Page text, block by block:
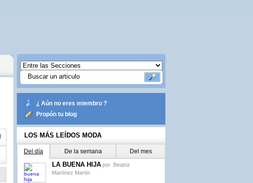
¿ Aún no eres miembro ?
Propón tu blog
LOS MÁS LEÍDOS MODA
Del día De la semana Del mes
LA BUENA HIJA por Beatriz
Martínez Martín